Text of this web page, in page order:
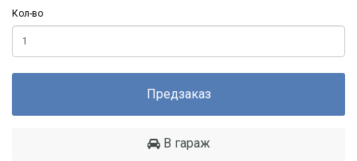
Кол-во
Предзаказ
В гараж